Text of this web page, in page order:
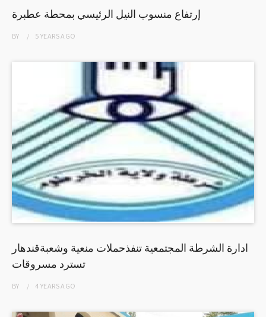
إرتفاع منسوب النيل الرئيسي بمحطة عطبرة
BY 5 YEARSAGO
ادارة الشرطة المجتمعية تنفذحملات منعية وشعبةقندهار
تسترد مسروقات
BY 4 YEARSAGO